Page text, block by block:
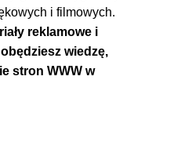
i filmowych.
reklamowe i
wiedzę,
stron WWW w